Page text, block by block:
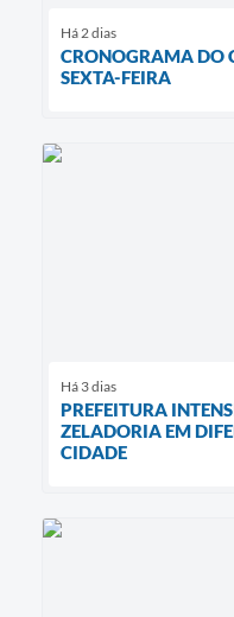
Há 2 dias
CRONOGRAMA DO
SEXTA-FEIRA
Há 3 dias
PREFEITURA
ZELADORIA EM
CIDADE